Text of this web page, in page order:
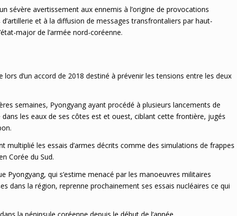
sévère avertissement aux ennemis à l’origine de provocations
et à la diffusion de messages transfrontaliers par haut-
major de l’armée nord-coréenne.
d’un accord de 2018 destiné à prévenir les tensions entre les deux
semaines, Pyongyang ayant procédé à plusieurs lancements de
dans les eaux de ses côtes est et ouest, ciblant cette frontière, jugés
multiplié les essais d’armes décrits comme des simulations de frappes
Corée du Sud.
Pyongyang, qui s’estime menacé par les manoeuvres militaires
dans la région, reprenne prochainement ses essais nucléaires ce qui